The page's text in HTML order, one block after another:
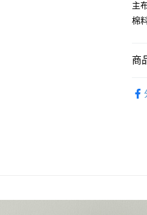
付
主
棉
商